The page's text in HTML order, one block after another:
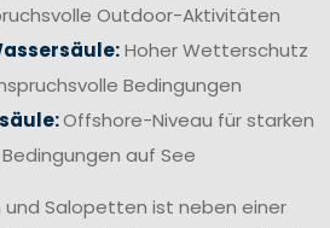
Outdoor-Aktivitäten
Hoher Wetterschutz
Bedingungen
Offshore-Niveau für starken
auf See
Salopetten ist neben einer